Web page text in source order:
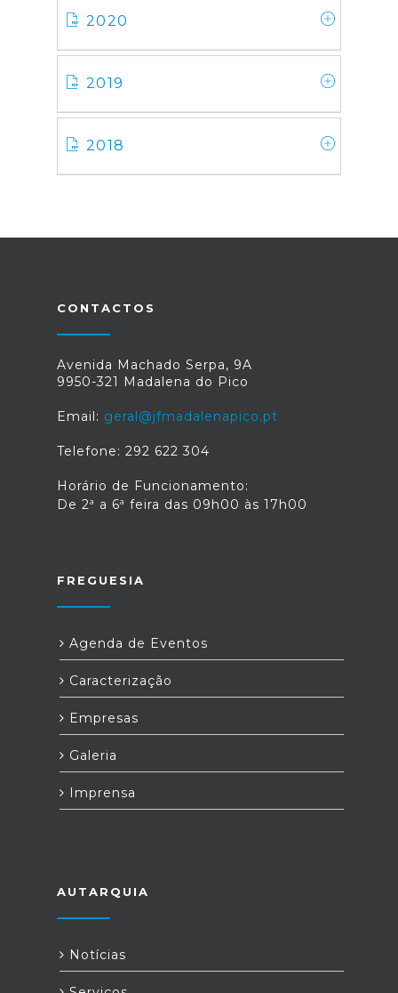
2020
2019
2018
CONTACTOS
Avenida Machado Serpa, 9A
9950-321 Madalena do Pico
Email: geral@jfmadalenapico.pt
Telefone: 292 622 304
Horário de Funcionamento:
De 2ª a 6ª feira das 09h00 às 17h00
FREGUESIA
Agenda de Eventos
Caracterização
Empresas
Galeria
Imprensa
AUTARQUIA
Notícias